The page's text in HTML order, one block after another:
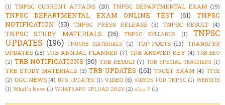
(1) TNPSC CURRENT AFFAIRS (20) TNPSC DEPARTMENTAL EXAM (19)
TNPSC DEPARTMENTAL EXAM ONLINE TEST (61)
TNPSC
NOTIFICATION (53) TNPSC PRESS RELEASE (3) TNPSC RESULT (4)
TNPSC STUDY MATERIALS (35) TNPSC SYLLABUS (1)
TNPSC
UPDATES (196) TNUSRB MATERIALS (2) TOP-POSTS (13) TRANSFER
UPDATES (18) TRB ANNUAL PLANNER (7) TRB ANSWER KEY (4) TRB BEO
(2) TRB NOTIFICATIONS (30) TRB RESULT (7) TRB SPECIAL TEACHERS (1)
TRB STUDY MATERIALS (3) TRB UPDATES (161) TRUST EXAM (4) TTSE
(2) UGC NEWS (4) UPS UPDATES (1) VIDEO (6) VIDEOS FOR TNPSC (1) WEBSITE
(1) What's New. (1) WHATSAPP UPLOAD 2023 (2) எப்படி ? (1)